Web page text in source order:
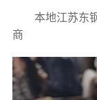
本地江苏东
商